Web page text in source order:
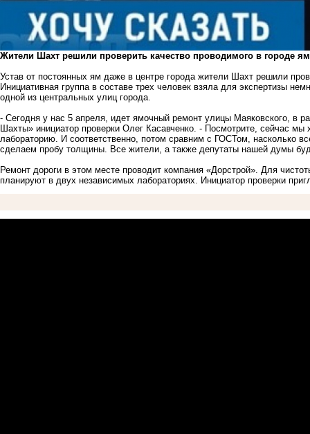
Жители Шахт решили проверить качество проводимого в городе
Устав от постоянных ям даже в центре города жители Шахт решили
Инициативная группа в составе трех человек взяла для экспертизы
одной из центральных улиц города.
- Сегодня у нас 5 апреля, идет ямочный ремонт улицы Маяковского, в
Шахты» инициатор проверки Олег Касавченко. - Посмотрите, сейчас
лабораторию. И соответственно, потом сравним с ГОСТом, насколько
сделаем пробу толщины. Все жители, а также депутаты нашей думы
Ремонт дороги в этом месте проводит компания «Дорстрой». Для
планируют в двух независимых лабораториях. Инициатор проверки